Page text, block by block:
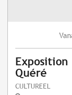
Quéré
CULTUREEL